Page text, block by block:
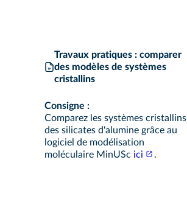
Travaux pratiques : comparer
des modèles de systèmes
cristallins
Consigne :
Comparez les systèmes cristallins
des silicates d'alumine grâce au
logiciel de modélisation
moléculaire MinUSc ici .